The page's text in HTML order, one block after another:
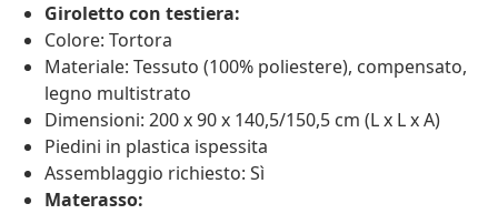
Giroletto con testiera:
Colore: Tortora
Materiale: Tessuto (100% poliestere), compensato,
legno multistrato
Dimensioni: 200 x 90 x 140,5/150,5 cm (L x L x A)
Piedini in plastica ispessita
Assemblaggio richiesto: Sì
Materasso: